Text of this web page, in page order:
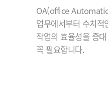
OA(office
업무에서부터 수치
작업의 효율성을 증
꼭 필요합니다.